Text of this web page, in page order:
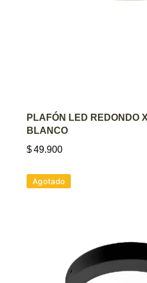
AGREGAR AL
PLAFÓN LED REDONDO
BLANCO
$49.900
Agotado